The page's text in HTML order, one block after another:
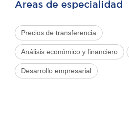
Áreas de especialidad
Precios de transferencia
Análisis económico y financiero
Desarrollo empresarial